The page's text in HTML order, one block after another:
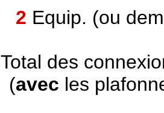
2 Equip. (ou
Total des
(avec les